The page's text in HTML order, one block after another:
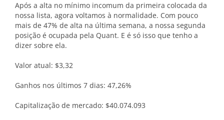
Após a alta no mínimo incomum da primeira colocada da
nossa lista, agora voltamos à normalidade. Com pouco
mais de 47% de alta na última semana, a nossa segunda
posição é ocupada pela Quant. E é só isso que tenho a
dizer sobre ela.
Valor atual: $3,32
Ganhos nos últimos 7 dias: 47,26%
Capitalização de mercado: $40.074.093